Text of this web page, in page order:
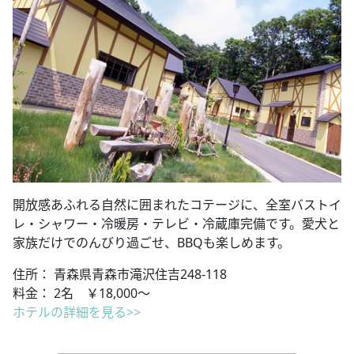
開放感あふれる自然に囲まれたコテージに、全室バストイ
レ・シャワー・冷暖房・テレビ・冷蔵庫完備です。愛犬と
家族だけでのんびり過ごせ、BBQも楽しめます。
住所： 青森県青森市滝沢住吉248-118
料金： 2名 ￥18,000～
ホテルの詳細を見る>>